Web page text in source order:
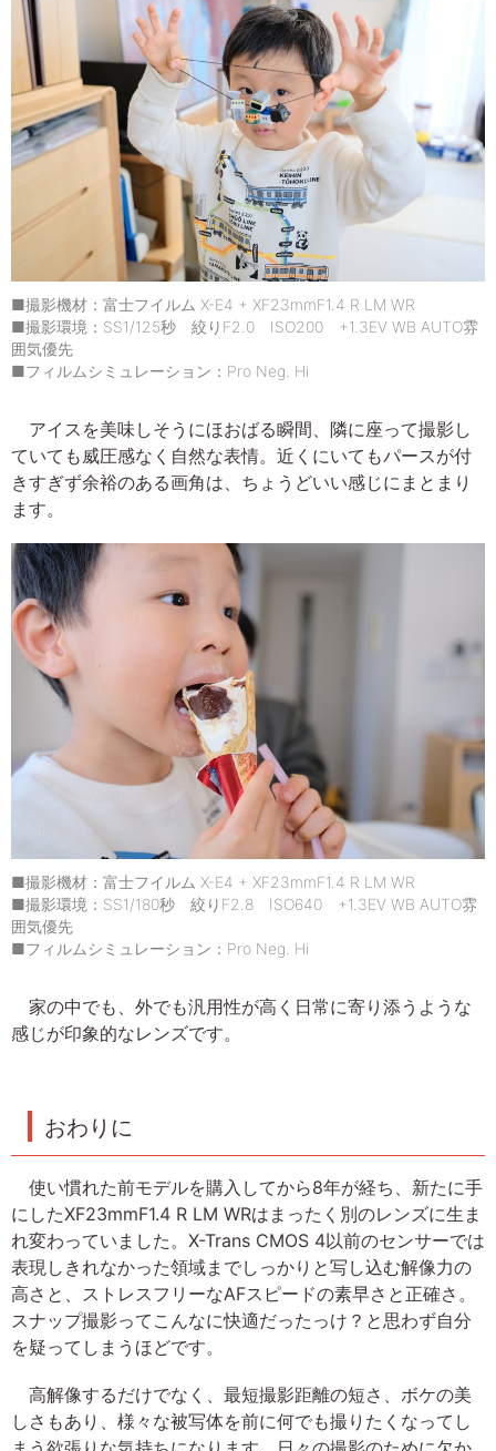
■撮影機材：富士フイルム X-E4 + XF23mmF1.4 R LM WR
■撮影環境：SS1/125秒 絞りF2.0 ISO200 +1.3EV WB AUTO雰
囲気優先
■フィルムシミュレーション：Pro Neg. Hi
アイスを美味しそうにほおばる瞬間、隣に座って撮影し
ていても威圧感なく自然な表情。近くにいてもパースが付
きすぎず余裕のある画角は、ちょうどいい感じにまとまり
ます。
■撮影機材：富士フイルム X-E4 + XF23mmF1.4 R LM WR
■撮影環境：SS1/180秒 絞りF2.8 ISO640 +1.3EV WB AUTO雰
囲気優先
■フィルムシミュレーション：Pro Neg. Hi
家の中でも、外でも汎用性が高く日常に寄り添うような
感じが印象的なレンズです。
おわりに
使い慣れた前モデルを購入してから8年が経ち、新たに手
にしたXF23mmF1.4 R LM WRはまったく別のレンズに生ま
れ変わっていました。X-Trans CMOS 4以前のセンサーでは
表現しきれなかった領域までしっかりと写し込む解像力の
高さと、ストレスフリーなAFスピードの素早さと正確さ。
スナップ撮影ってこんなに快適だったっけ？と思わず自分
を疑ってしまうほどです。
高解像するだけでなく、最短撮影距離の短さ、ボケの美
しさもあり、様々な被写体を前に何でも撮りたくなってし